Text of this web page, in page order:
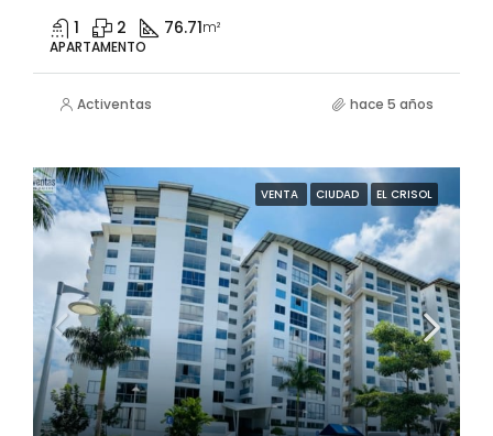
1 2 76.71m²
APARTAMENTO
Activentas hace 5 años
VENTA CIUDAD EL CRISOL